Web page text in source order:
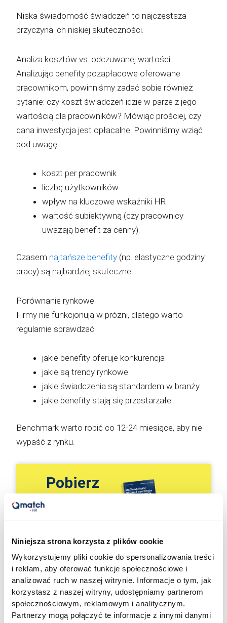
Niniejsza strona korzysta z plików cookie
Wykorzystujemy pliki cookie do spersonalizowania treści
i reklam, aby oferować funkcje społecznościowe i
analizować ruch w naszej witrynie. Informacje o tym, jak
korzystasz z naszej witryny, udostępniamy partnerom
społecznościowym, reklamowym i analitycznym.
Partnerzy mogą połączyć te informacje z innymi danymi
Niska świadomość świadczeń to najczęstsza
przyczyna ich niskiej skuteczności.
Analiza kosztów vs. odczuwanej wartości
Analizując benefity pozapłacowe oferowane
pracownikom, powinniśmy zadać sobie również
pytanie: czy koszt świadczeń idzie w parze z jego
wartością dla pracowników? Mówiąc prościej, czy
dana inwestycja jest opłacalne. Powinniśmy wziąć
pod uwagę:
koszt per pracownik
liczbę użytkowników
wpływ na kluczowe wskaźniki HR
wartość subiektywną (czy pracownicy
uważają benefit za cenny).
Czasem najtańsze benefity (np. elastyczne godziny
pracy) są najbardziej skuteczne.
Porównanie rynkowe
Firmy nie funkcjonują w próżni, dlatego warto
regularnie sprawdzać:
jakie benefity oferuje konkurencja
jakie są trendy rynkowe
jakie świadczenia są standardem w branży
jakie benefity stają się przestarzałe.
Benchmark warto robić co 12-24 miesiące, aby nie
wypaść z rynku.
Pobierz
darmowy
raport z
badania
systemów
premiowych